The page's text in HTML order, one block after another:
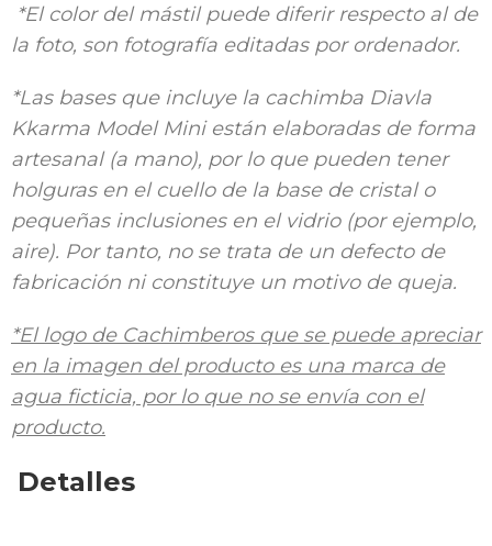
*El color del mástil puede diferir respecto al de
la foto, son fotografía editadas por ordenador.
*Las bases que incluye la cachimba Diavla
Kkarma Model Mini están elaboradas de forma
artesanal (a mano), por lo que pueden tener
holguras en el cuello de la base de cristal o
pequeñas inclusiones en el vidrio (por ejemplo,
aire). Por tanto, no se trata de un defecto de
fabricación ni constituye un motivo de queja.
*El logo de Cachimberos que se puede apreciar
en la imagen del producto es una marca de
agua ficticia, por lo que no se envía con el
producto.
Detalles